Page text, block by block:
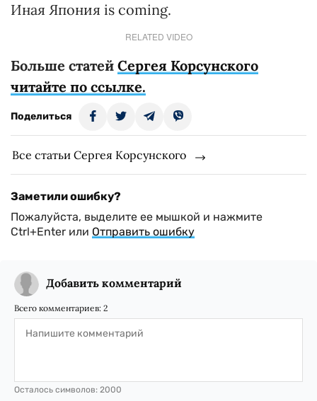
Иная Япония is coming.
RELATED VIDEO
Больше статей Сергея Корсунского
читайте по ссылке.
Поделиться
Все статьи Сергея Корсунского
Заметили ошибку?
Пожалуйста, выделите ее мышкой и нажмите
Ctrl+Enter или Отправить ошибку
Добавить комментарий
Всего комментариев: 2
Осталось символов: 2000